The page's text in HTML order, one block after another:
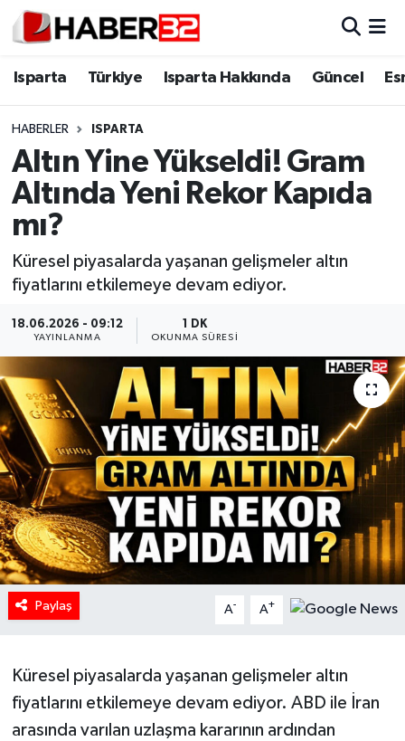
Isparta Türkiye Isparta Hakkında Güncel
HABERLER ISPARTA
Altın Yine Yükseldi! Gram
Altında Yeni Rekor Kapıda
mı?
Küresel piyasalarda yaşanan gelişmeler altın
fiyatlarını etkilemeye devam ediyor.
18.06.2026 - 09:12
YAYINLANMA
1 DK
OKUNMA SÜRESI
Paylaş A- A+
Küresel piyasalarda yaşanan gelişmeler altın
fiyatlarını etkilemeye devam ediyor. ABD ile İran
arasında varılan uzlaşma kararının ardından
Isparta
Esnaf Diyor ki;
ASAYİŞ
BİLİM VE TEKNOLOJİ
GENEL
Güncel
HABERDE İNSAN
İlginç
KÜLTÜR SANAT
MAGAZİN
Oyun
POLİTİKA
RESMİ İLANLAR
Isparta Nöbetçi Eczaneler
Isparta Trafik Yoğunluk Haritası
Süper Lig Puan Durumu ve Fikstür
Tüm Manşetler
Son Dakika Haberleri
Haber Arşivi